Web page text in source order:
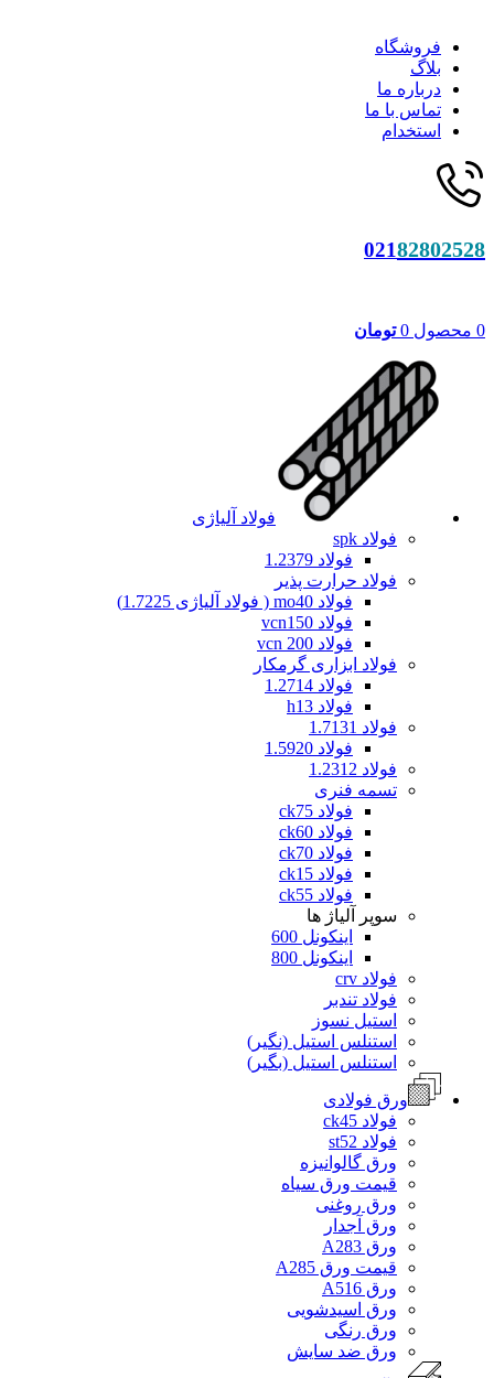
فروشگاه
بلاگ
درباره ما
تماس با ما
استخدام
02182802528
0 محصول 0 تومان
فولاد آلیاژی
فولاد spk
فولاد 1.2379
فولاد حرارت پذیر
فولاد mo40 ( فولاد آلیاژی 1.7225)
فولاد vcn150
فولاد vcn 200
فولاد ابزاری گرمکار
فولاد 1.2714
فولاد h13
فولاد 1.7131
فولاد 1.5920
فولاد 1.2312
تسمه فنری
فولاد ck75
فولاد ck60
فولاد ck70
فولاد ck15
فولاد ck55
سوپر آلیاژ ها
اینکونل 600
اینکونل 800
فولاد crv
فولاد تندبر
استیل نسوز
استنلس استیل (نگیر)
استنلس استیل (بگیر)
ورق فولادی
فولاد ck45
فولاد st52
ورق گالوانیزه
قیمت ورق سیاه
ورق روغنی
ورق آجدار
ورق A283
قیمت ورق A285
ورق A516
ورق اسیدشویی
ورق رنگی
ورق ضد سایش